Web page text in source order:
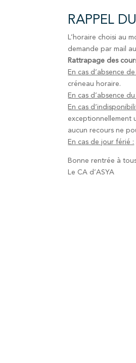
RAPPEL
L’horaire choisi au
demande par mail
Rattrapage des
En cas d’absence
créneau horaire.
En cas d’absence
En cas
exceptionnellement
aucun recours ne
En cas de jour férié :
Bonne rentrée à
Le CA d’ASYA